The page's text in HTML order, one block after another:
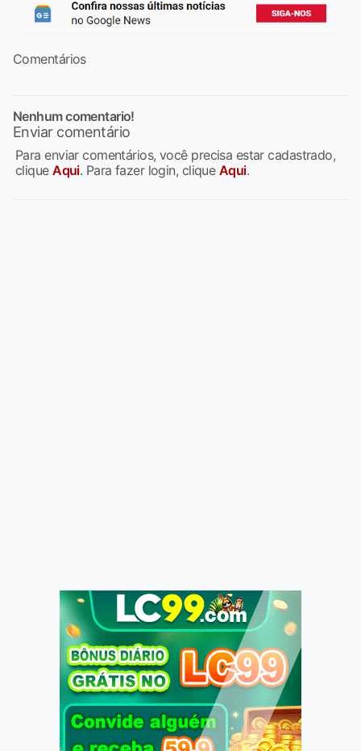
Comentários
Nenhum comentario!
Enviar comentário
Para enviar comentários, você precisa estar cadastrado,
cliqueAqui. Para fazer login, clique Aqui.